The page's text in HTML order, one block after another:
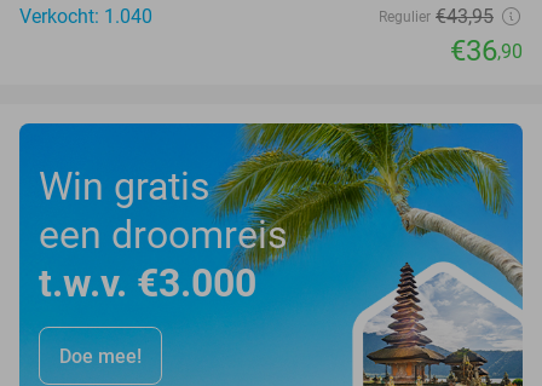
Verkocht: 1.040
Regulier €43,95
€36,90
Win gratis
een droomreis
t.w.v. €3.000
Doe mee!